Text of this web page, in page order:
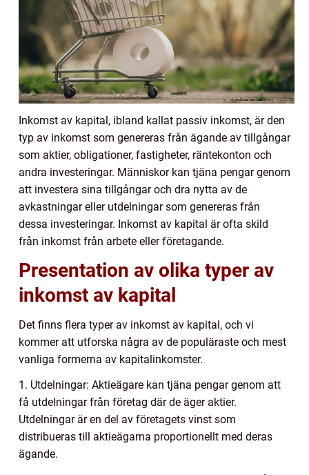
Inkomst av kapital, ibland kallat passiv inkomst, är den
typ av inkomst som genereras från ägande av tillgångar
som aktier, obligationer, fastigheter, räntekonton och
andra investeringar. Människor kan tjäna pengar genom
att investera sina tillgångar och dra nytta av de
avkastningar eller utdelningar som genereras från
dessa investeringar. Inkomst av kapital är ofta skild
från inkomst från arbete eller företagande.
Presentation av olika typer av
inkomst av kapital
Det finns flera typer av inkomst av kapital, och vi
kommer att utforska några av de populäraste och mest
vanliga formerna av kapitalinkomster.
1. Utdelningar: Aktieägare kan tjäna pengar genom att
få utdelningar från företag där de äger aktier.
Utdelningar är en del av företagets vinst som
distribueras till aktieägarna proportionellt med deras
ägande.